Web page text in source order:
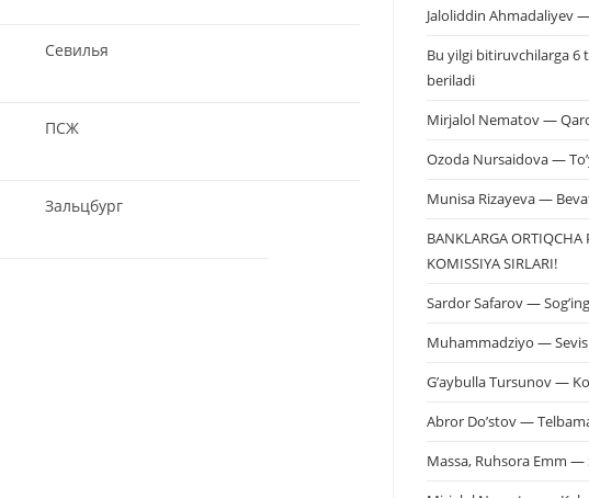
Севилья
ПСЖ
Зальцбург
Jaloliddin Ahmadaliyev
Bu yilgi bitiruvchilarga
beriladi
Mirjalol Nematov — Qaro
Ozoda Nursaidova —
Munisa Rizayeva —
BANKLARGA ORTIQCHA
KOMISSIYA SIRLARI!
Sardor Safarov —
Muhammadziyo —
G’aybulla Tursunov —
Abror Do’stov —
Massa, Ruhsora Emm —